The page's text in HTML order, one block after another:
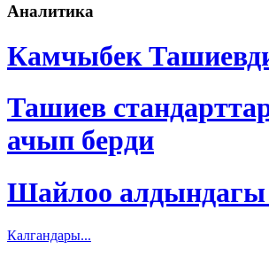
Аналитика
Камчыбек
Ташиев
ачып берди
Шайлоо алдындагы
Калгандары...